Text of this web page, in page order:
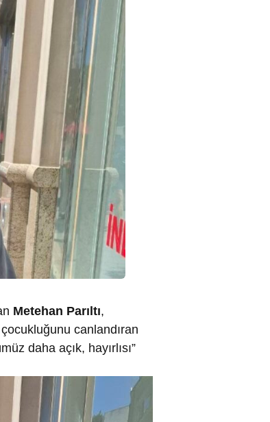
Metehan Parıltı,
çocukluğunu canlandıran
daha açık, hayırlısı”